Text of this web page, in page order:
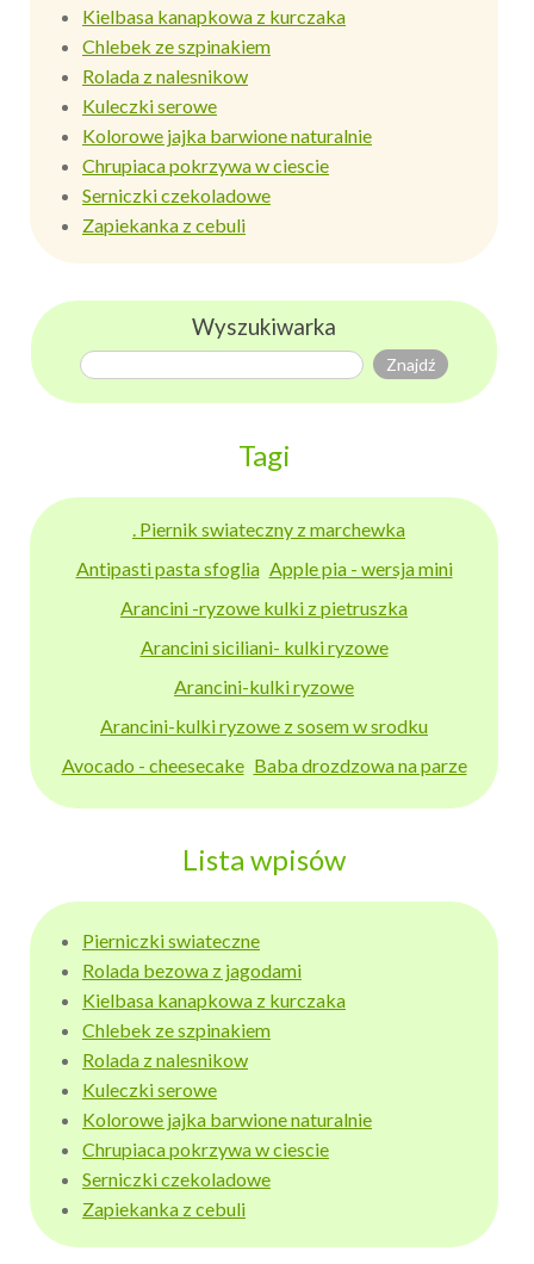
Kielbasa kanapkowa z kurczaka
Chlebek ze szpinakiem
Rolada z nalesnikow
Kuleczki serowe
Kolorowe jajka barwione naturalnie
Chrupiaca pokrzywa w ciescie
Serniczki czekoladowe
Zapiekanka z cebuli
Wyszukiwarka
Tagi
. Piernik swiateczny z marchewka
Antipasti pasta sfoglia Apple pia - wersja mini
Arancini -ryzowe kulki z pietruszka
Arancini siciliani- kulki ryzowe
Arancini-kulki ryzowe
Arancini-kulki ryzowe z sosem w srodku
Avocado - cheesecake Baba drozdzowa na parze
Lista wpisów
Pierniczki swiateczne
Rolada bezowa z jagodami
Kielbasa kanapkowa z kurczaka
Chlebek ze szpinakiem
Rolada z nalesnikow
Kuleczki serowe
Kolorowe jajka barwione naturalnie
Chrupiaca pokrzywa w ciescie
Serniczki czekoladowe
Zapiekanka z cebuli